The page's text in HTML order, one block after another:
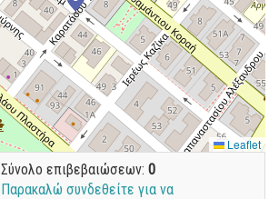
Leaflet
Σύνολο επιβεβαιώσεων: 0
Παρακαλώ συνδεθείτε για να